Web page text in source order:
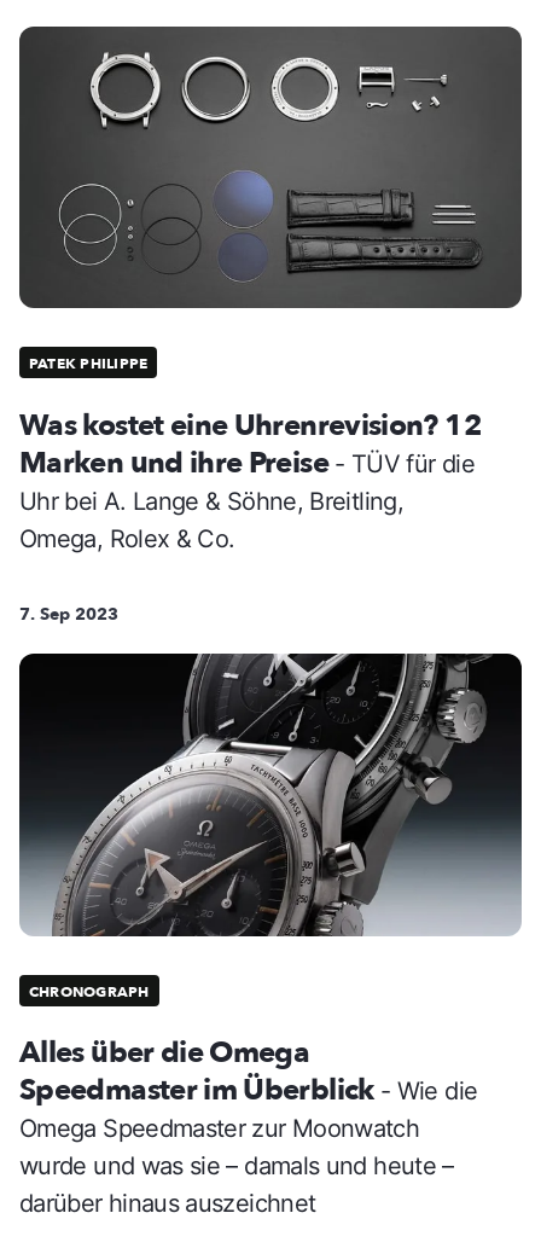
PATEK PHILIPPE
Was kostet eine Uhrenrevision? 12
Marken und ihre Preise - TÜV für die
Uhr bei A. Lange & Söhne, Breitling,
Omega, Rolex & Co.
7. Sep 2023
CHRONOGRAPH
Alles über die Omega
Speedmaster im Überblick - Wie die
Omega Speedmaster zur Moonwatch
wurde und was sie – damals und heute –
darüber hinaus auszeichnet